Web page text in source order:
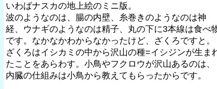
いわばナスカの地上絵のミニ版。
波のようなのは、腸の内壁、糸巻きのようなのは神
経、ウナギのようなのは精子、丸の下に3本線は食べ
です。なかなかわからなかったけど、ざくろですと。
ざくろはイシカミの中から沢山の種=イシジンが生ま
たことをあらわす。小鳥やフクロウが沢山あるのは、
内臓の仕組みは小鳥から教えてもらったからです。